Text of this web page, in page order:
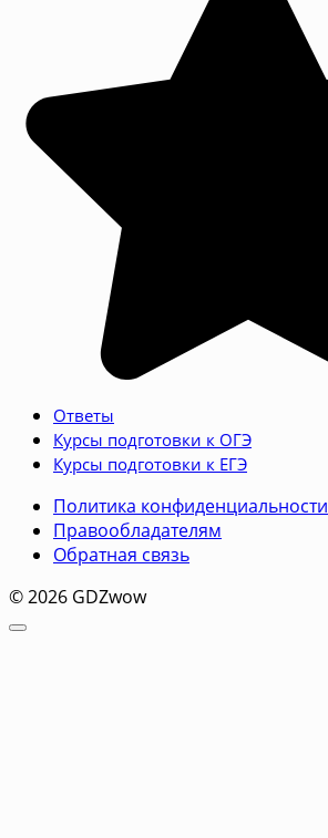
Ответы
Курсы подготовки к ОГЭ
Курсы подготовки к ЕГЭ
Политика конфиденциальности
Правообладателям
Обратная связь
© 2026 GDZwow